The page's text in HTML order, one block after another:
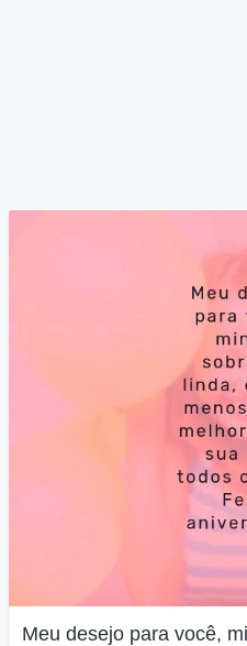
Meu desejo para você,